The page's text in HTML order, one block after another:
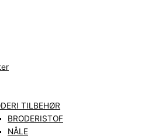
TILBEHØR
BRODERISTOF
NÅLE